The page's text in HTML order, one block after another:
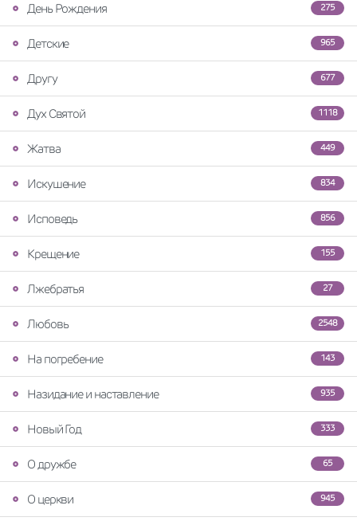
275
День Рождения
965
Детские
677
Другу
1118
Дух Святой
449
Жатва
834
Искушение
856
Исповедь
155
Крещение
27
Лжебратья
2548
Любовь
143
На погребение
935
Назидание и наставление
333
Новый Год
65
О дружбе
945
О церкви